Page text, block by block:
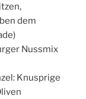
dem
Nussmix
Knusprige